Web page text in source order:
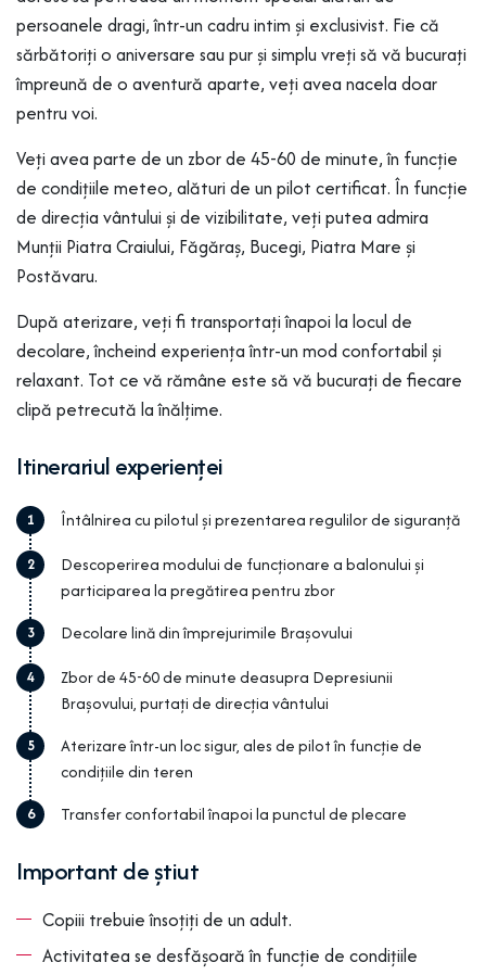
persoanele dragi, într-un cadru intim și exclusivist. Fie că
sărbătoriți o aniversare sau pur și simplu vreți să vă bucurați
împreună de o aventură aparte, veți avea nacela doar
pentru voi.
Veți avea parte de un zbor de 45-60 de minute, în funcție
de condițiile meteo, alături de un pilot certificat. În funcție
de direcția vântului și de vizibilitate, veți putea admira
Munții Piatra Craiului, Făgăraș, Bucegi, Piatra Mare și
Postăvaru.
După aterizare, veți fi transportați înapoi la locul de
decolare, încheind experiența într-un mod confortabil și
relaxant. Tot ce vă rămâne este să vă bucurați de fiecare
clipă petrecută la înălțime.
Itinerariul experienței
1 Întâlnirea cu pilotul și prezentarea regulilor de siguranță
2
Descoperirea modului de funcționare a balonului și
participarea la pregătirea pentru zbor
3 Decolare lină din împrejurimile Brașovului
4
Zbor de 45-60 de minute deasupra Depresiunii
Brașovului, purtați de direcția vântului
5
Aterizare într-un loc sigur, ales de pilot în funcție de
condițiile din teren
6 Transfer confortabil înapoi la punctul de plecare
Important de știut
Copiii trebuie însoțiți de un adult.
Activitatea se desfășoară în funcție de condițiile